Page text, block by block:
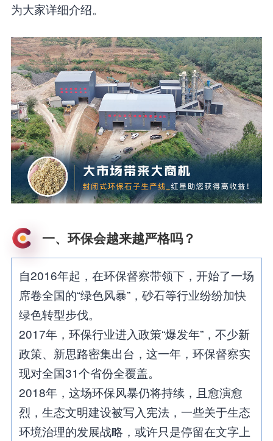
为大家详细介绍。
一、环保会越来越严格吗？
自2016年起，在环保督察带领下，开始了一场
席卷全国的“绿色风暴”，砂石等行业纷纷加快
绿色转型步伐。
2017年，环保行业进入政策“爆发年”，不少新
政策、新思路密集出台，这一年，环保督察实
现对全国31个省份全覆盖。
2018年，这场环保风暴仍将持续，且愈演愈
烈，生态文明建设被写入宪法，一些关于生态
环境治理的发展战略，或许只是停留在文字上